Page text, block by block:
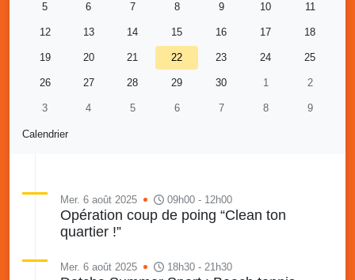
Calendrier
5 6 7 8 9 10 11
12 13 14 15 16 17 18
19 20 21 22 23 24 25
26 27 28 29 30 1 2
3 4 5 6 7 8 9
Mer. 6 août 2025 09h00 - 12h00
Opération coup de poing “Clean ton
quartier !”
Mer. 6 août 2025 18h30 - 21h30